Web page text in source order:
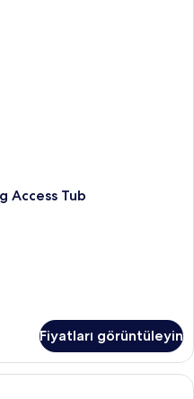
Access Tub
Fiyatları görüntüleyin